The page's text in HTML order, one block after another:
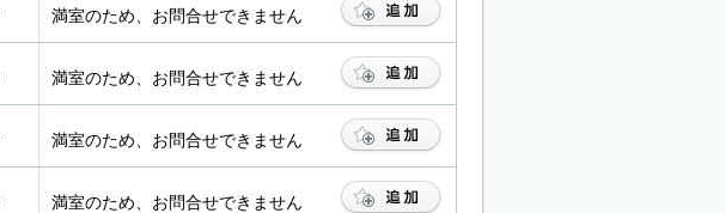
満室のため、お問合せできません
満室のため、お問合せできません
満室のため、お問合せできません
満室のため、お問合せできません